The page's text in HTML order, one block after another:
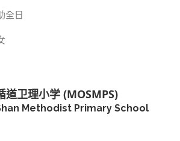
全日
道卫理小学 (MOSMPS)
Methodist Primary School